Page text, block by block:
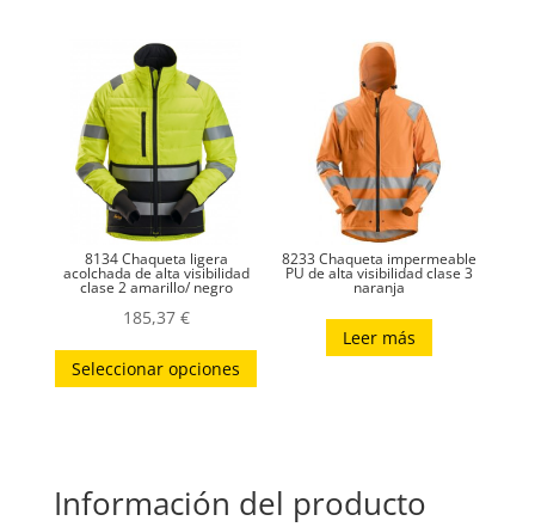
pueden
página
8134 Chaqueta ligera
acolchada de alta visibilidad
clase 2 amarillo/ negro
185,37 €
Seleccionar opciones
Este
Las
8233 Chaqueta impermeable
PU de alta visibilidad clase 3
naranja
Leer más
Información del producto